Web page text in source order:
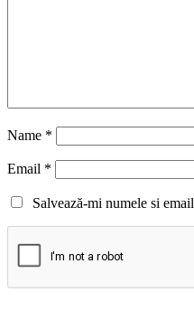
Name *
Email *
Salvează-mi numele si